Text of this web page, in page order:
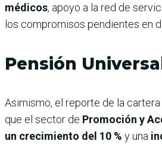
médicos, apoyo a la red de
los compromisos pendientes en
Pensión
Asimismo, el reporte de la
que el sector de Promoción y
un crecimiento del 10 % y una